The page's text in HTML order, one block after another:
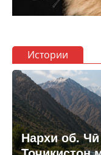
Истории
Нархи об.